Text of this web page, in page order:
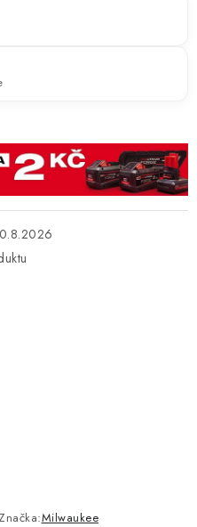
Značka:Milwaukee